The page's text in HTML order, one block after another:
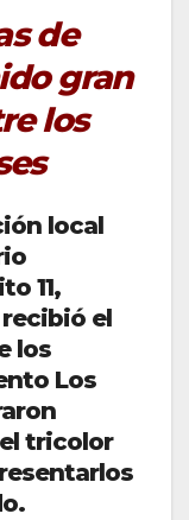
de
gran
los
local
11,
recibió el
los
Los
tricolor